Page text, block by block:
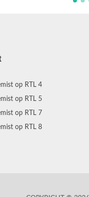
op RTL 4
op RTL 5
op RTL 7
op RTL 8